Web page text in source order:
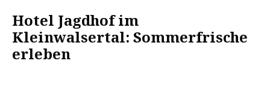
Hotel Jagdhof im
Kleinwalsertal: Sommerfrische
erleben